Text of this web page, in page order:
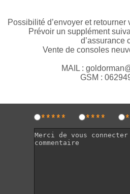
Possibilité d’envoyer et
Prévoir un supplément
d’assurance
Vente de consoles
MAIL :
GSM :
***** ****